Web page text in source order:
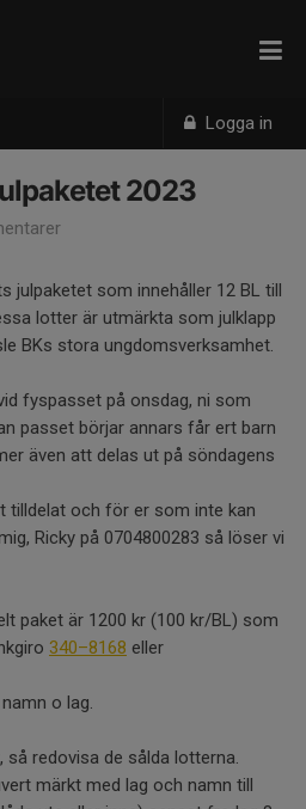
Logga in
2023
julpaketet som innehåller 12 BL till
lotter är utmärkta som julklapp
BKs stora ungdomsverksamhet.
fyspasset på onsdag, ni som
passet börjar annars får ert barn
även att delas ut på söndagens
tilldelat och för er som inte kan
Ricky på 0704800283 så löser vi
paket är 1200 kr (100 kr/BL) som
340–8168 eller
o lag.
så redovisa de sålda lotterna.
märkt med lag och namn till